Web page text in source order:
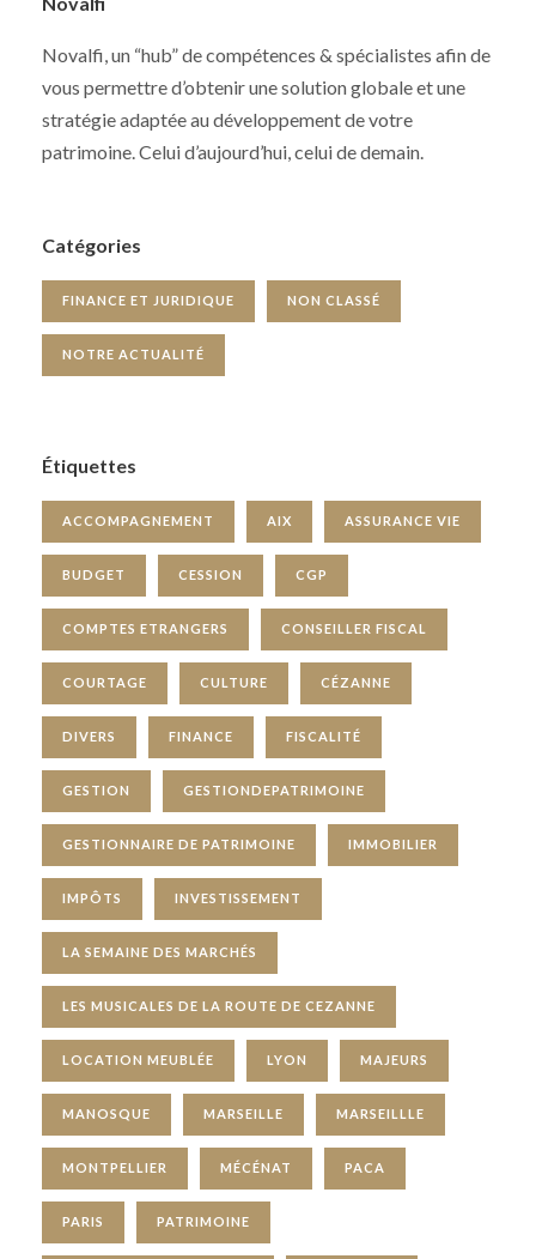
Novalfi, un “hub” de compétences & spécialistes afin de
vous permettre d’obtenir une solution globale et une
stratégie adaptée au développement de votre
patrimoine. Celui d’aujourd’hui, celui de demain.
Catégories
FINANCE ET JURIDIQUE NON CLASSÉ
NOTRE ACTUALITÉ
Étiquettes
ACCOMPAGNEMENT AIX ASSURANCE VIE
BUDGET CESSION CGP
COMPTES ETRANGERS CONSEILLER FISCAL
COURTAGE CULTURE CÉZANNE
DIVERS FINANCE FISCALITÉ
GESTION GESTIONDEPATRIMOINE
GESTIONNAIRE DE PATRIMOINE IMMOBILIER
IMPÔTS INVESTISSEMENT
LA SEMAINE DES MARCHÉS
LES MUSICALES DE LA ROUTE DE CEZANNE
LOCATION MEUBLÉE LYON MAJEURS
MANOSQUE MARSEILLE MARSEILLLE
MONTPELLIER MÉCÉNAT PACA
PARIS PATRIMOINE